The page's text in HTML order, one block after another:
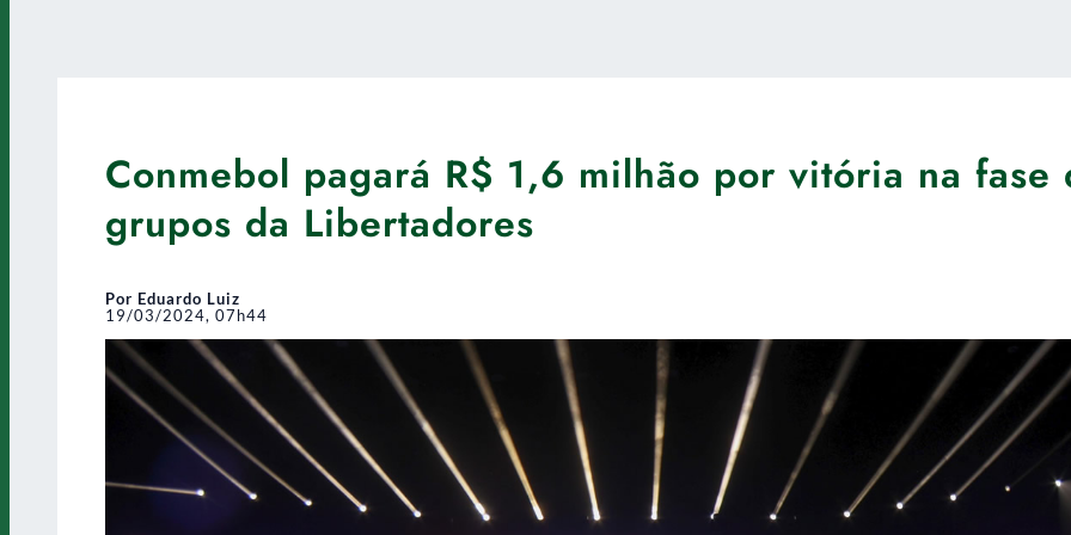
Conmebol pagará R$ 1,6 milhão por vitória na fase
grupos da Libertadores
Por Eduardo Luiz
19/03/2024, 07h44